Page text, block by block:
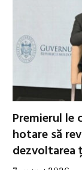
Premierul le
hotare să
dezvoltarea